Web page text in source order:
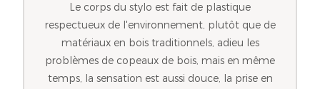
Le corps du stylo est fait de plastique
respectueux de l'environnement, plutôt que de
matériaux en bois traditionnels, adieu les
problèmes de copeaux de bois, mais en même
temps, la sensation est aussi douce, la prise en